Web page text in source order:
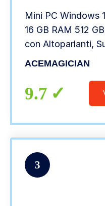
Mini PC Windows
16 GB RAM 512
con Altoparlanti,
Computer WiFi 6,
ACEMAGICIAN
9.7
3